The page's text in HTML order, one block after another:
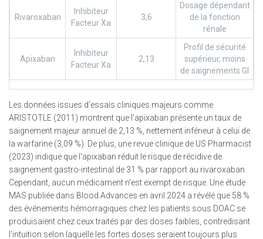
Rivaroxaban
Inhibiteur
Facteur Xa
3,6
Dosage dépendant
de la fonction
rénale
Apixaban
Inhibiteur
Facteur Xa
2,13
Profil de sécurité
supérieur, moins
de saignements GI
Les données issues d'essais cliniques majeurs comme
ARISTOTLE (2011) montrent que l'apixaban présente un taux de
saignement majeur annuel de 2,13 %, nettement inférieur à celui de
la warfarine (3,09 %). De plus, une revue clinique de US Pharmacist
(2023) indique que l'apixaban réduit le risque de récidive de
saignement gastro-intestinal de 31 % par rapport au rivaroxaban.
Cependant, aucun médicament n'est exempt de risque. Une étude
MAS publiée dans Blood Advances en avril 2024 a révélé que 58 %
des événements hémorragiques chez les patients sous DOAC se
produisaient chez ceux traités par des doses faibles, contredisant
l'intuition selon laquelle les fortes doses seraient toujours plus